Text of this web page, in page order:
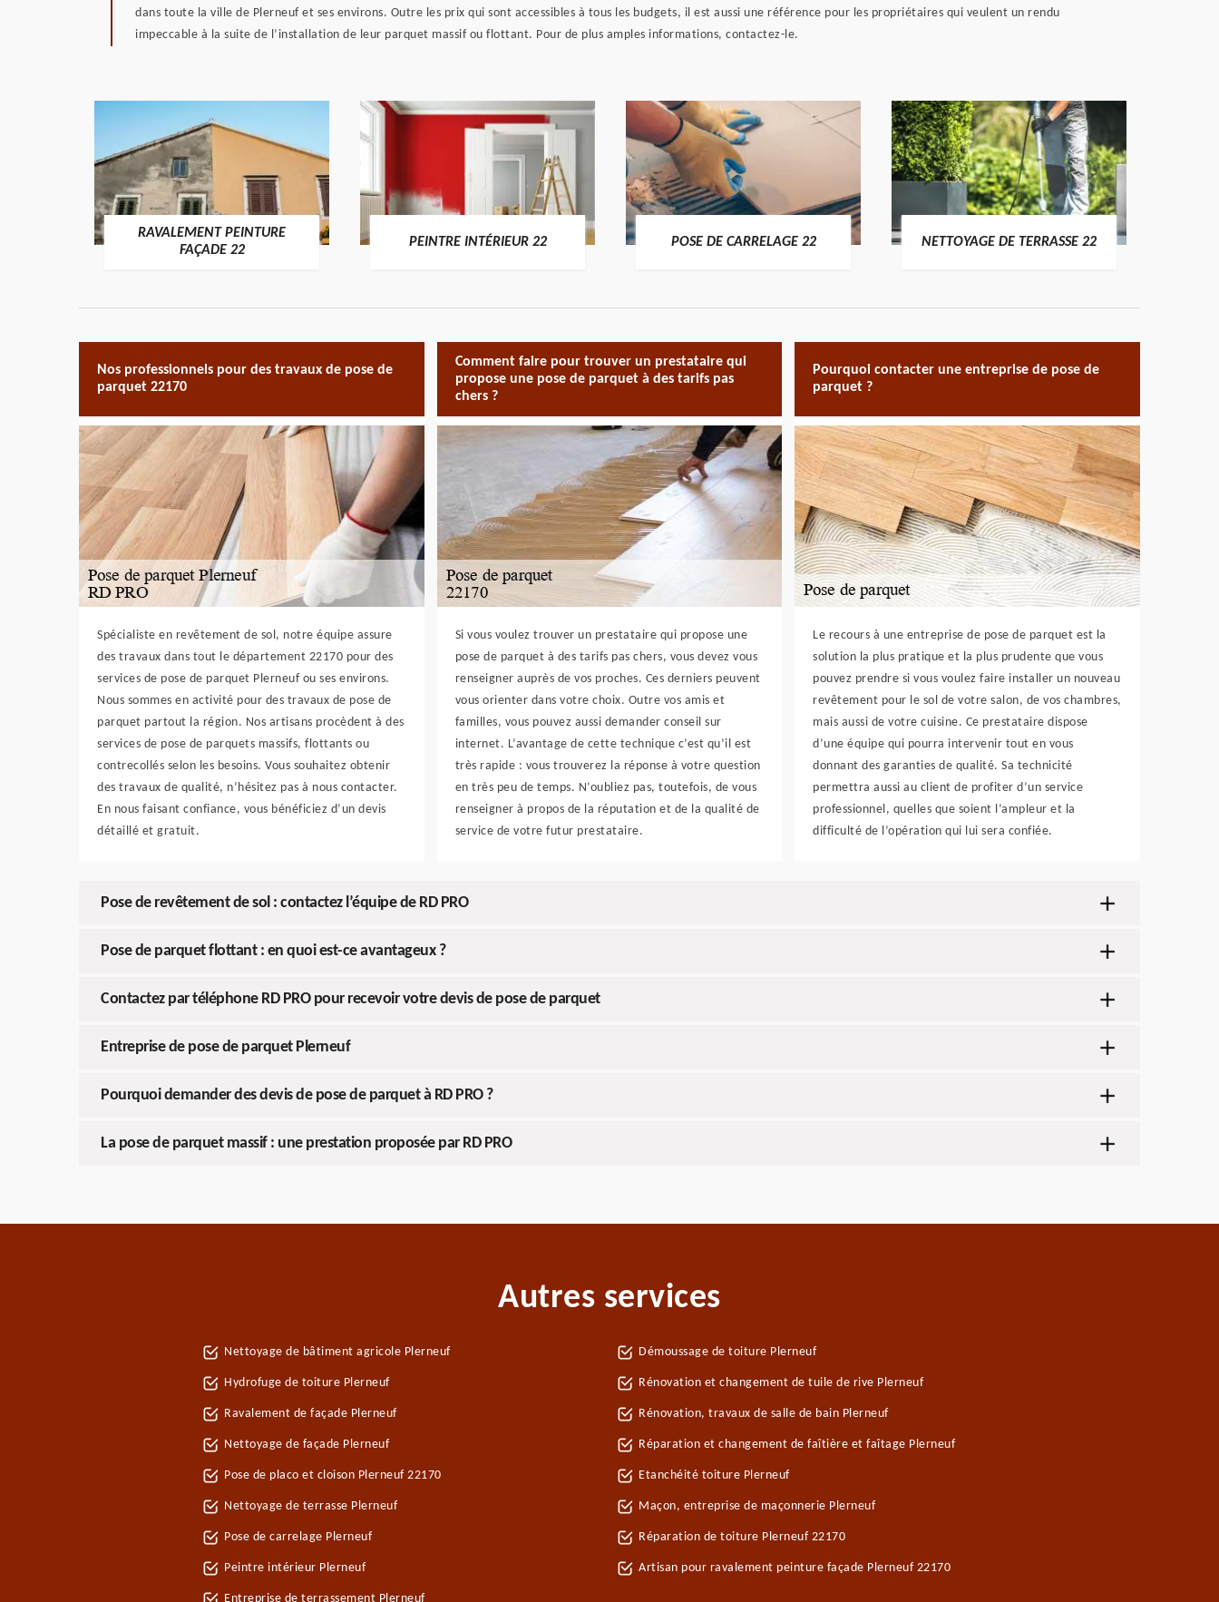
dans toute la ville de Plerneuf et ses environs. Outre les prix qui sont accessibles à tous les budgets, il est aussi une référence pour les propriétaires qui veulent un rendu
impeccable à la suite de l’installation de leur parquet massif ou flottant. Pour de plus amples informations, contactez-le.
RAVALEMENT PEINTURE
FAÇADE 22
PEINTRE INTÉRIEUR 22 POSE DE CARRELAGE 22 NETTOYAGE DE TERRASSE 22
Nos professionnels pour des travaux de pose de
parquet 22170
Spécialiste en revêtement de sol, notre équipe assure
des travaux dans tout le département 22170 pour des
services de pose de parquet Plerneuf ou ses environs.
Nous sommes en activité pour des travaux de pose de
parquet partout la région. Nos artisans procèdent à des
services de pose de parquets massifs, flottants ou
contrecollés selon les besoins. Vous souhaitez obtenir
des travaux de qualité, n’hésitez pas à nous contacter.
En nous faisant confiance, vous bénéficiez d’un devis
détaillé et gratuit.
Comment faire pour trouver un prestataire qui
propose une pose de parquet à des tarifs pas
chers ?
Si vous voulez trouver un prestataire qui propose une
pose de parquet à des tarifs pas chers, vous devez vous
renseigner auprès de vos proches. Ces derniers peuvent
vous orienter dans votre choix. Outre vos amis et
familles, vous pouvez aussi demander conseil sur
internet. L’avantage de cette technique c’est qu’il est
très rapide : vous trouverez la réponse à votre question
en très peu de temps. N’oubliez pas, toutefois, de vous
renseigner à propos de la réputation et de la qualité de
service de votre futur prestataire.
Pourquoi contacter une entreprise de pose de
parquet ?
Le recours à une entreprise de pose de parquet est la
solution la plus pratique et la plus prudente que vous
pouvez prendre si vous voulez faire installer un nouveau
revêtement pour le sol de votre salon, de vos chambres,
mais aussi de votre cuisine. Ce prestataire dispose
d’une équipe qui pourra intervenir tout en vous
donnant des garanties de qualité. Sa technicité
permettra aussi au client de profiter d’un service
professionnel, quelles que soient l’ampleur et la
difficulté de l’opération qui lui sera confiée.
Pose de revêtement de sol : contactez l’équipe de RD PRO
Pose de parquet flottant : en quoi est-ce avantageux ?
Contactez par téléphone RD PRO pour recevoir votre devis de pose de parquet
Entreprise de pose de parquet Plerneuf
Pourquoi demander des devis de pose de parquet à RD PRO ?
La pose de parquet massif : une prestation proposée par RD PRO
Autres services
Nettoyage de bâtiment agricole Plerneuf
Hydrofuge de toiture Plerneuf
Ravalement de façade Plerneuf
Nettoyage de façade Plerneuf
Pose de placo et cloison Plerneuf 22170
Nettoyage de terrasse Plerneuf
Pose de carrelage Plerneuf
Peintre intérieur Plerneuf
Entreprise de terrassement Plerneuf
Démoussage de toiture Plerneuf
Rénovation et changement de tuile de rive Plerneuf
Rénovation, travaux de salle de bain Plerneuf
Réparation et changement de faîtière et faîtage Plerneuf
Etanchéité toiture Plerneuf
Maçon, entreprise de maçonnerie Plerneuf
Réparation de toiture Plerneuf 22170
Artisan pour ravalement peinture façade Plerneuf 22170